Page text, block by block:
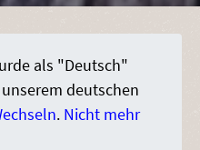
als "Deutsch"
deutschen
. Nicht mehr